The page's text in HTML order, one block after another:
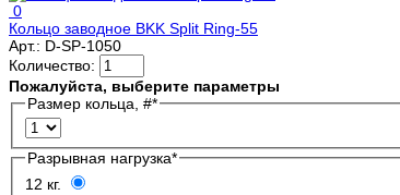
0
Кольцо заводное BKK Split Ring-55
Арт.: D-SP-1050
Количество:
Пожалуйста, выберите параметры
Размер кольца, #*
Разрывная нагрузка*
12 кг.